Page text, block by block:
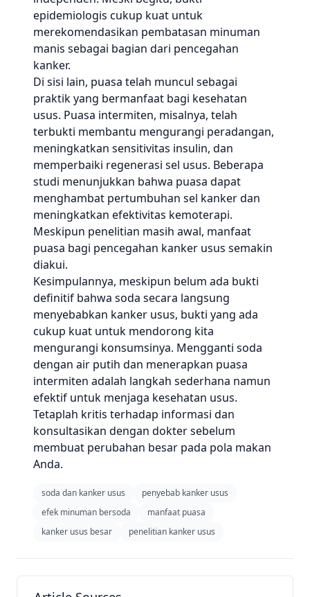
epidemiologis cukup kuat untuk
merekomendasikan pembatasan minuman
manis sebagai bagian dari pencegahan
kanker.
Di sisi lain, puasa telah muncul sebagai
praktik yang bermanfaat bagi kesehatan
usus. Puasa intermiten, misalnya, telah
terbukti membantu mengurangi peradangan,
meningkatkan sensitivitas insulin, dan
memperbaiki regenerasi sel usus. Beberapa
studi menunjukkan bahwa puasa dapat
menghambat pertumbuhan sel kanker dan
meningkatkan efektivitas kemoterapi.
Meskipun penelitian masih awal, manfaat
puasa bagi pencegahan kanker usus semakin
diakui.
Kesimpulannya, meskipun belum ada bukti
definitif bahwa soda secara langsung
menyebabkan kanker usus, bukti yang ada
cukup kuat untuk mendorong kita
mengurangi konsumsinya. Mengganti soda
dengan air putih dan menerapkan puasa
intermiten adalah langkah sederhana namun
efektif untuk menjaga kesehatan usus.
Tetaplah kritis terhadap informasi dan
konsultasikan dengan dokter sebelum
membuat perubahan besar pada pola makan
Anda.
soda dan kanker usus
penyebab kanker usus
efek minuman bersoda
manfaat puasa
kanker usus besar
penelitian kanker usus